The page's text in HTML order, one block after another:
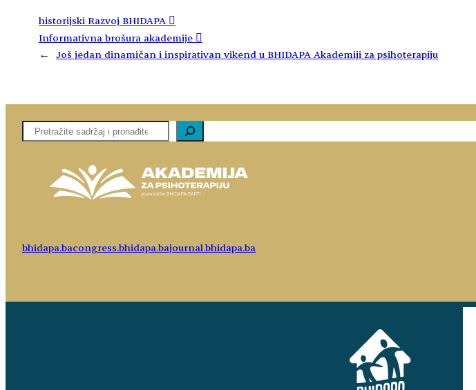
historijski Razvoj BHIDAPA
Informativna brošura akademije
←
Još jedan dinamičan i inspirativan vikend u BHIDAPA Akademiji za psihoterapiju
Pretaga
bhidapa.bacongress.bhidapa.bajournal.bhidapa.ba